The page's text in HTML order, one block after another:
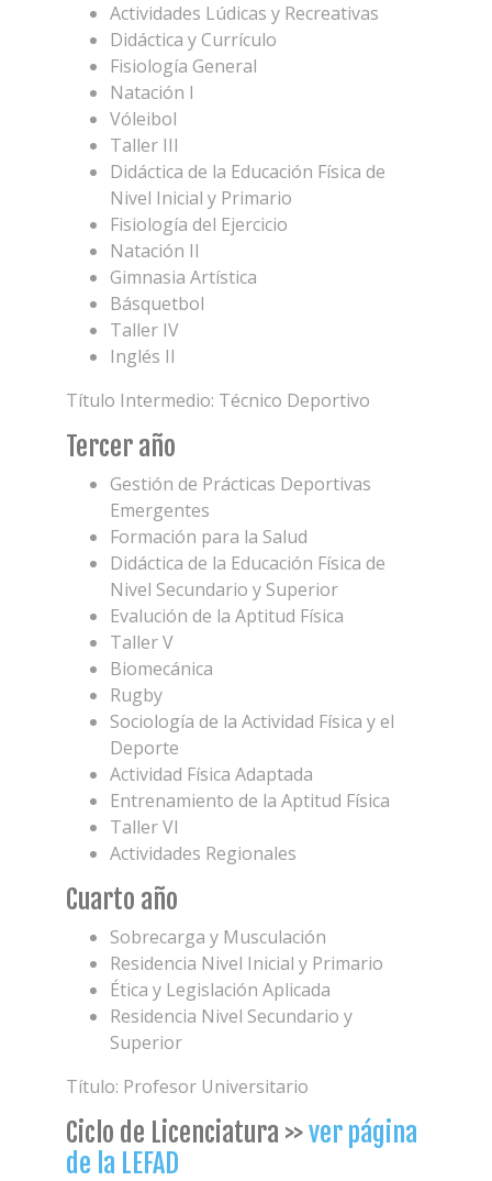
Actividades Lúdicas y Recreativas
Didáctica y Currículo
Fisiología General
Natación I
Vóleibol
Taller III
Didáctica de la Educación Física de
Nivel Inicial y Primario
Fisiología del Ejercicio
Natación II
Gimnasia Artística
Básquetbol
Taller IV
Inglés II
Título Intermedio: Técnico Deportivo
Tercer año
Gestión de Prácticas Deportivas
Emergentes
Formación para la Salud
Didáctica de la Educación Física de
Nivel Secundario y Superior
Evalución de la Aptitud Física
Taller V
Biomecánica
Rugby
Sociología de la Actividad Física y el
Deporte
Actividad Física Adaptada
Entrenamiento de la Aptitud Física
Taller VI
Actividades Regionales
Cuarto año
Sobrecarga y Musculación
Residencia Nivel Inicial y Primario
Ética y Legislación Aplicada
Residencia Nivel Secundario y
Superior
Título: Profesor Universitario
Ciclo de Licenciatura >>ver página
de la LEFAD